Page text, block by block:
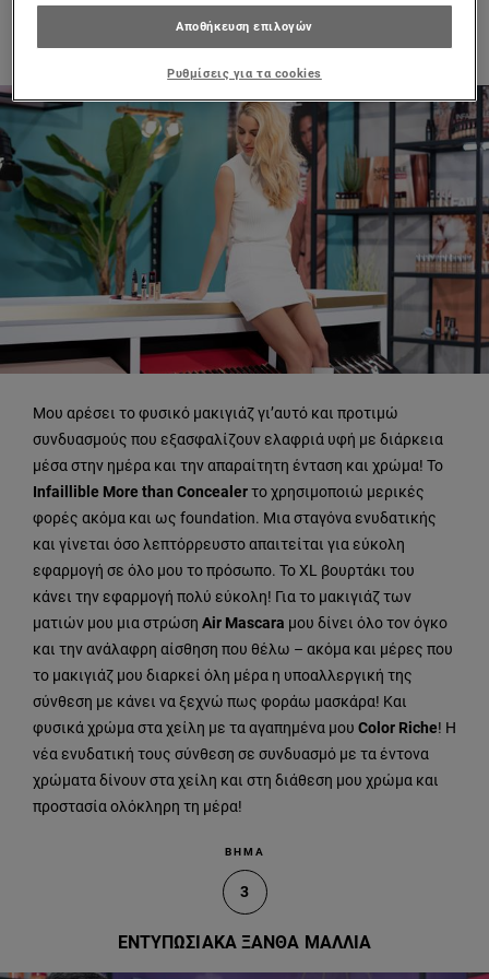
2
ΝΟ ΜΑΚΕ UP MAKE UP & ΕΝΤΟΝΑ ΧΕΙΛΗ
Μου αρέσει το φυσικό μακιγιάζ γι’αυτό και προτιμώ
συνδυασμούς που εξασφαλίζουν ελαφριά υφή με διάρκεια
μέσα στην ημέρα και την απαραίτητη ένταση και χρώμα! Το
Infaillible More than Concealerτο χρησιμοποιώ μερικές
φορές ακόμα και ως foundation. Μια σταγόνα ενυδατικής
και γίνεται όσο λεπτόρρευστο απαιτείται για εύκολη
εφαρμογή σε όλο μου το πρόσωπο. Το ΧL βουρτάκι του
κάνει την εφαρμογή πολύ εύκολη! Για το μακιγιάζ των
ματιών μου μια στρώση Air Mascara μου δίνει όλο τον όγκο
και την ανάλαφρη αίσθηση που θέλω – ακόμα και μέρες που
το μακιγιάζ μου διαρκεί όλη μέρα η υποαλλεργική της
σύνθεση με κάνει να ξεχνώ πως φοράω μασκάρα! Και
φυσικά χρώμα στα χείλη με τα αγαπημένα μου Color Riche! Η
νέα ενυδατική τους σύνθεση σε συνδυασμό με τα έντονα
χρώματα δίνουν στα χείλη και στη διάθεση μου χρώμα και
προστασία ολόκληρη τη μέρα!
ΒΗΜΑ
3
ΕΝΤΥΠΩΣΙΑΚΑ ΞΑΝΘΑ ΜΑΛΛΙΑ
Αποθήκευση επιλογών
Ρυθμίσεις για τα cookies